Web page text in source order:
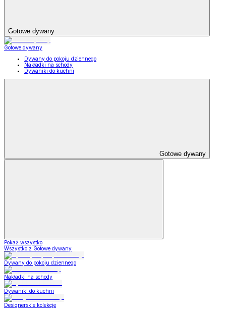
Gotowe dywany
Gotowe dywany
Dywany do pokoju dziennego
Nakładki na schody
Dywaniki do kuchni
Gotowe dywany
Pokaż wszystko
Wszystko z Gotowe dywany
Dywany do pokoju dziennego
Nakładki na schody
Dywaniki do kuchni
Designerskie kolekcje